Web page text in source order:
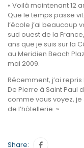
« Voilà maintenant 12
Que le temps passe
l’école j’ai beaucoup
sud ouest de la
ans que je suis sur la
au Meridien Beach
mai 2009.
Récemment, j’ai
De Pierre à Saint Paul
comme vous voyez,
de l’hôtellerie. »
Share: